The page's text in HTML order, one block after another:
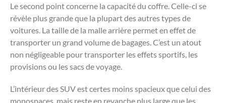
Le second point concerne la capacité du coffre. Celle-ci se
révèle plus grande que la plupart des autres types de
voitures. La taille de la malle arrière permet en effet de
transporter un grand volume de bagages. C’est un atout
non négligeable pour transporter les effets sportifs, les
provisions ou les sacs de voyage.
L’intérieur des SUV est certes moins spacieux que celui des
monospaces, mais reste en revanche plus large que les